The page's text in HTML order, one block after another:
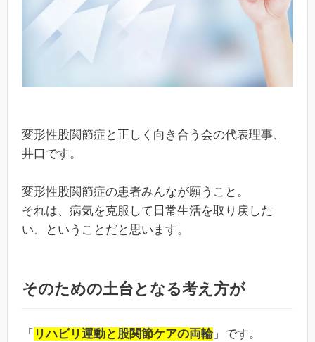
変形性股関節症と正しく向き合う会の代表理事、
井口です。
変形性股関節症の患者みんなが願うこと。
それは、病気を克服して日常生活を取り戻した
い、ということだと思います。
そのための土台となる考え方が
「 リハビリ運動と股関節ケアの両輪」です。